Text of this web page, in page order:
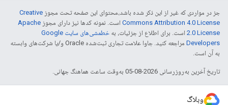
جز در مواردی که غیر از این ذکر شده باشد،‌محتوای این صفحه تحت مجوز Creative
Commons Attribution 4.0 License است. نمونه کدها نیز دارای مجوز Apache
2.0 License است. برای اطلاع از جزئیات، به
خطمشی‌های سایت Google
Developers‏
مراجعه کنید. جاوا علامت تجاری ثبت‌شده Oracle و/یا شرکت‌های وابسته
به آن است.
تاریخ آخرین به‌روزرسانی 2026-08-05 به‌وقت ساعت هماهنگ جهانی.
وبلاگ